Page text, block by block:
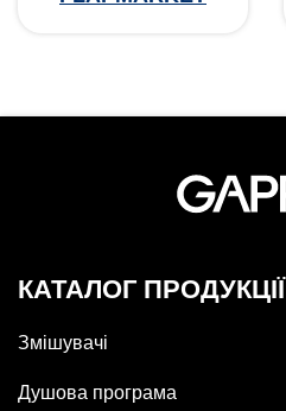
КАТАЛОГ ПРОДУКЦІЇ
Змішувачі
Душова програма